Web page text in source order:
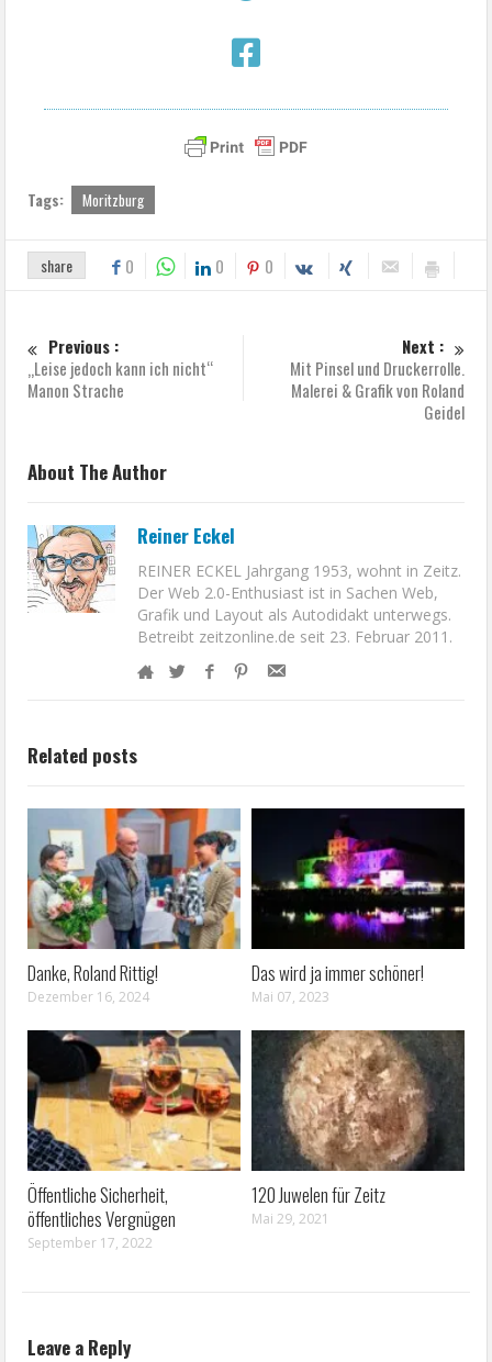
Tags: Moritzburg
share 0 0 0
Previous :
„Leise jedoch kann ich nicht“
Manon Strache
Next :
Mit Pinsel und Druckerrolle.
Malerei & Grafik von Roland
Geidel
About The Author
Reiner Eckel
REINER ECKEL Jahrgang 1953, wohnt in Zeitz.
Der Web 2.0-Enthusiast ist in Sachen Web,
Grafik und Layout als Autodidakt unterwegs.
Betreibt zeitzonline.de seit 23. Februar 2011.
Related posts
Danke, Roland Rittig!
Dezember 16, 2024
Das wird ja immer schöner!
Mai 07, 2023
Öffentliche Sicherheit,
öffentliches Vergnügen
September 17, 2022
120 Juwelen für Zeitz
Mai 29, 2021
Leave a Reply